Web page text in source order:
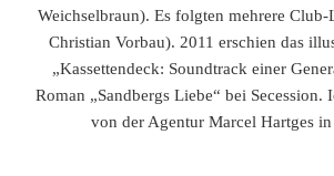
Weichselbraun). Es folgten mehrere Club-
Christian Vorbau). 2011 erschien das
„Kassettendeck: Soundtrack einer
Roman „Sandbergs Liebe“ bei Secession.
von der Agentur Marcel Hartges